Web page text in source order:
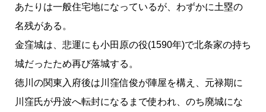
あたりは一般住宅地になっているが、わずかに土塁の
名残がある。
金窪城は、悲運にも小田原の役(1590年)で北条家の持ち
城だったため再び落城する。
徳川の関東入府後は川窪信俊が陣屋を構え、元禄期に
川窪氏が丹波へ転封になるまで使われ、のち廃城にな